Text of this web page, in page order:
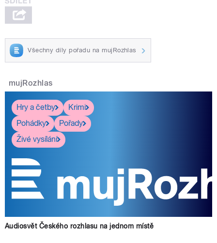
Všechny díly pořadu na mujRozhlas
mujRozhlas
Hry a četby
Krimi
Pohádky
Pořady
Živé vysílání
Audiosvět Českého rozhlasu na jednom místě